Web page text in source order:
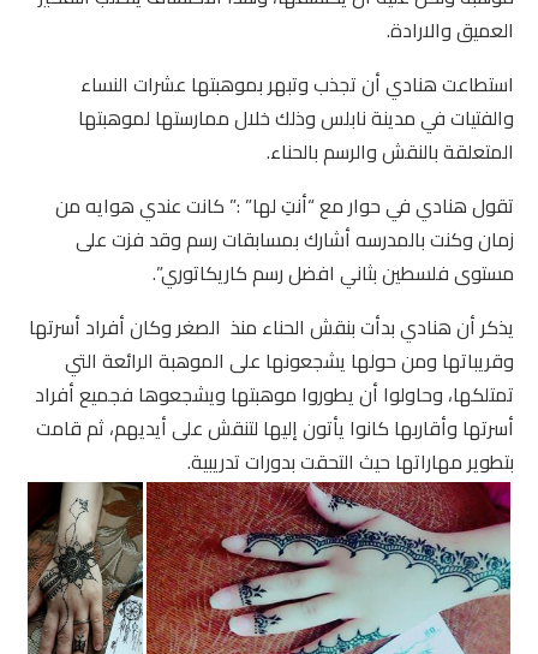
العميق والارادة.
استطاعت هنادي أن تجذب وتبهر بموهبتها عشرات النساء
والفتيات في مدينة نابلس وذلك خلال ممارستها لموهبتها
المتعلقة بالنقش والرسم بالحناء.
تقول هنادي في حوار مع “أنتِ لها” :” كانت عندي هوايه من
زمان وكنت بالمدرسه أشارك بمسابقات رسم وقد فزت على
مستوى فلسطين بثاني افضل رسم كاريكاتوري”.
يذكر أن هنادي بدأت بنقش الحناء منذ الصغر وكان أفراد أسرتها
وقريباتها ومن حولها يشجعونها على الموهبة الرائعة التي
تمتلكها، وحاولوا أن يطوروا موهبتها ويشجعوها فجميع أفراد
أسرتها وأقاربها كانوا يأتون إليها لتنقش على أيديهم، ثم قامت
بتطوير مهاراتها حيث التحقت بدورات تدريبية.